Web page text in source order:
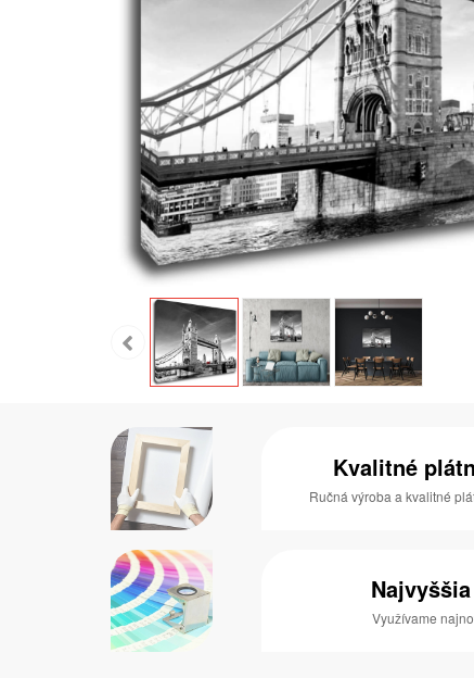
Kvalitné
Ručná výroba a kvalitné
Využívame